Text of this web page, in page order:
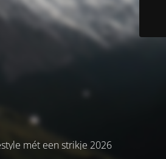
mét een strikje 2026